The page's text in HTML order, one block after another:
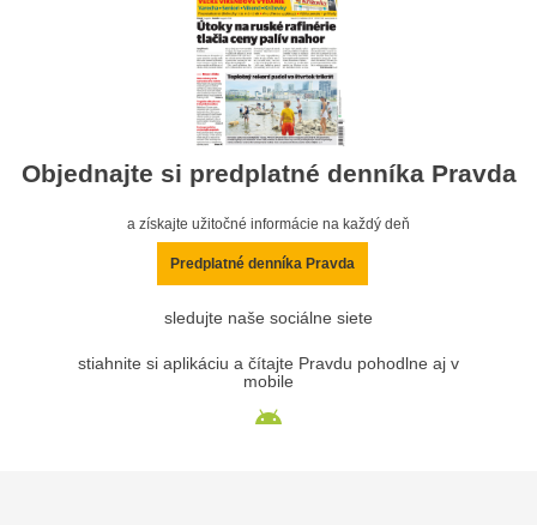
Objednajte si predplatné denníka Pravda
a získajte užitočné informácie na každý deň
Predplatné denníka Pravda
sledujte naše sociálne siete
stiahnite si aplikáciu a čítajte Pravdu pohodlne aj v
mobile